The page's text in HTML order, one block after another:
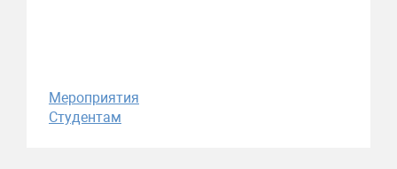
Мероприятия
Студентам